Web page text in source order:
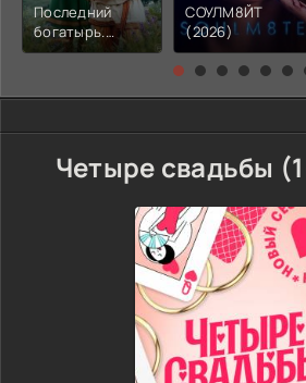
Последний
богатырь.
Колобок (2026)
СОУЛМ8ЙТ
(2026)
Четыре свадьбы